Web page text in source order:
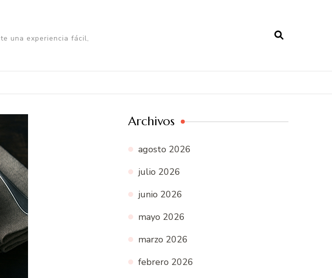
una experiencia fácil,
Archivos
agosto 2026
julio 2026
junio 2026
mayo 2026
marzo 2026
febrero 2026